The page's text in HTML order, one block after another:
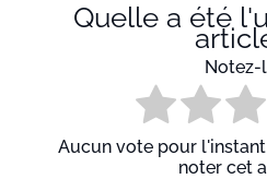
Quelle a été
Notez-
Aucun vote pour
noter cet